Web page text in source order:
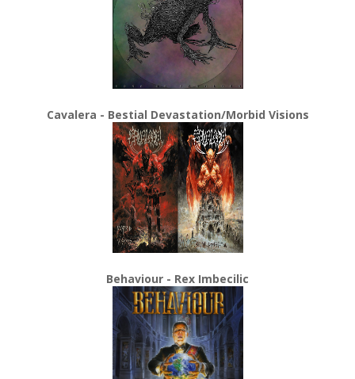
Cavalera - Bestial Devastation/Morbid Visions
Behaviour - Rex Imbecilic